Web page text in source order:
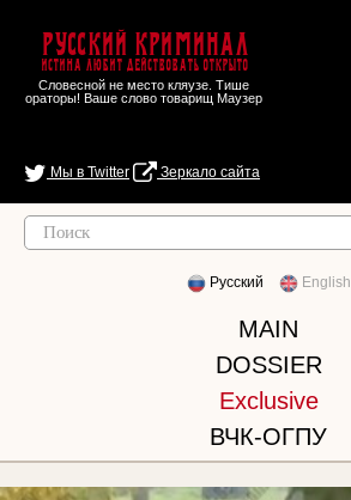
Русский Криминал
Истина любит действовать открыто
Словесной не место кляузе. Тише
ораторы! Ваше слово товарищ Маузер
Мы в Twitter Зеркало сайта
Русский English
MAIN
DOSSIER
Exclusive
ВЧК-ОГПУ